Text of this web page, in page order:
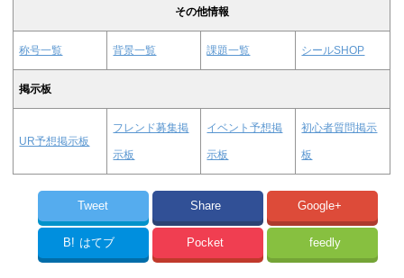
その他情報
称号一覧 背景一覧 課題一覧 シールSHOP
掲示板
UR予想掲示板
フレンド募集掲
示板
イベント予想掲
示板
初心者質問掲示
板
Tweet Share Google+
B! はてブ Pocket feedly